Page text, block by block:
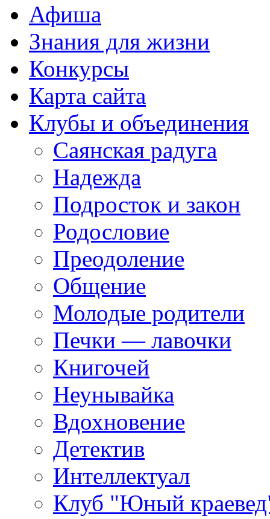
Афиша
Знания для жизни
Конкурсы
Карта сайта
Клубы и объединения
Саянская радуга
Надежда
Подросток и закон
Родословие
Преодоление
Общение
Молодые родители
Печки — лавочки
Книгочей
Неунывайка
Вдохновение
Детектив
Интеллектуал
Клуб "Юный